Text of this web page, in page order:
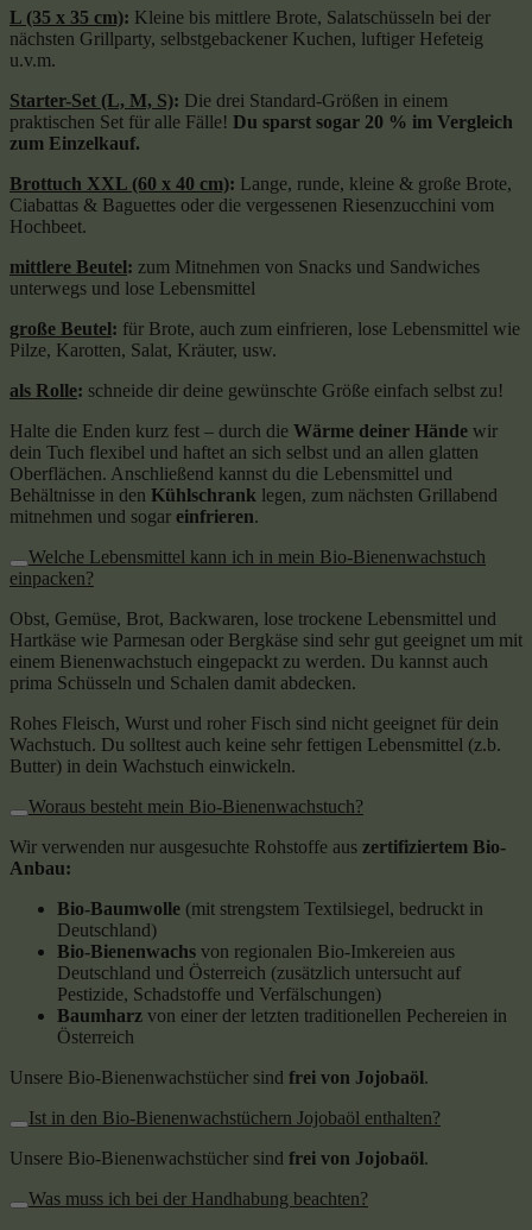
L (35 x 35 cm): Kleine bis mittlere Brote, Salatschüsseln bei der
nächsten Grillparty, selbstgebackener Kuchen, luftiger Hefeteig
u.v.m.
Starter-Set (L, M, S): Die drei Standard-Größen in einem
praktischen Set für alle Fälle! Du sparst sogar 20 % im Vergleich
zum Einzelkauf.
Brottuch XXL (60 x 40 cm): Lange, runde, kleine & große Brote,
Ciabattas & Baguettes oder die vergessenen Riesenzucchini vom
Hochbeet.
mittlere Beutel: zum Mitnehmen von Snacks und Sandwiches
unterwegs und lose Lebensmittel
große Beutel: für Brote, auch zum einfrieren, lose Lebensmittel wie
Pilze, Karotten, Salat, Kräuter, usw.
als Rolle: schneide dir deine gewünschte Größe einfach selbst zu!
Halte die Enden kurz fest – durch die Wärme deiner Hände wir
dein Tuch flexibel und haftet an sich selbst und an allen glatten
Oberflächen. Anschließend kannst du die Lebensmittel und
Behältnisse in den Kühlschrank legen, zum nächsten Grillabend
mitnehmen und sogar einfrieren.
Welche Lebensmittel kann ich in mein Bio-Bienenwachstuch
einpacken?
Obst, Gemüse, Brot, Backwaren, lose trockene Lebensmittel und
Hartkäse wie Parmesan oder Bergkäse sind sehr gut geeignet um mit
einem Bienenwachstuch eingepackt zu werden. Du kannst auch
prima Schüsseln und Schalen damit abdecken.
Rohes Fleisch, Wurst und roher Fisch sind nicht geeignet für dein
Wachstuch. Du solltest auch keine sehr fettigen Lebensmittel (z.b.
Butter) in dein Wachstuch einwickeln.
Woraus besteht mein Bio-Bienenwachstuch?
Wir verwenden nur ausgesuchte Rohstoffe aus zertifiziertem Bio-
Anbau:
Bio-Baumwolle (mit strengstem Textilsiegel, bedruckt in
Deutschland)
Bio-Bienenwachs von regionalen Bio-Imkereien aus
Deutschland und Österreich (zusätzlich untersucht auf
Pestizide, Schadstoffe und Verfälschungen)
Baumharz von einer der letzten traditionellen Pechereien in
Österreich
Unsere Bio-Bienenwachstücher sind frei von Jojobaöl.
Ist in den Bio-Bienenwachstüchern Jojobaöl enthalten?
Unsere Bio-Bienenwachstücher sind frei von Jojobaöl.
Was muss ich bei der Handhabung beachten?